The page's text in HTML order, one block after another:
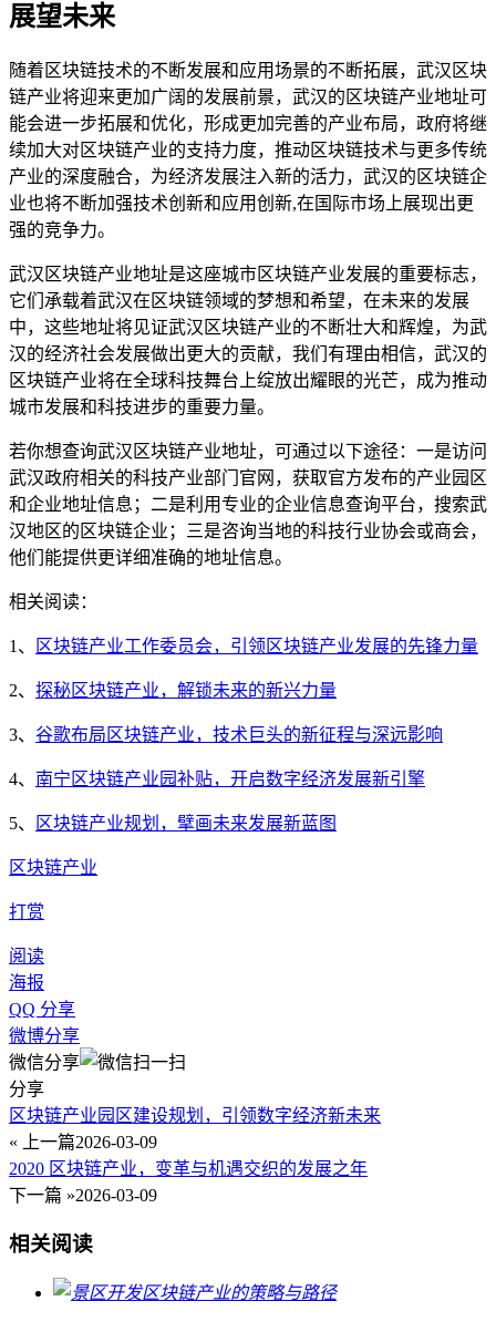
展望未来
随着区块链技术的不断发展和应用场景的不断拓展，武汉区块
链产业将迎来更加广阔的发展前景，武汉的区块链产业地址可
能会进一步拓展和优化，形成更加完善的产业布局，政府将继
续加大对区块链产业的支持力度，推动区块链技术与更多传统
产业的深度融合，为经济发展注入新的活力，武汉的区块链企
业也将不断加强技术创新和应用创新,在国际市场上展现出更
强的竞争力。
武汉区块链产业地址是这座城市区块链产业发展的重要标志，
它们承载着武汉在区块链领域的梦想和希望，在未来的发展
中，这些地址将见证武汉区块链产业的不断壮大和辉煌，为武
汉的经济社会发展做出更大的贡献，我们有理由相信，武汉的
区块链产业将在全球科技舞台上绽放出耀眼的光芒，成为推动
城市发展和科技进步的重要力量。
若你想查询武汉区块链产业地址，可通过以下途径：一是访问
武汉政府相关的科技产业部门官网，获取官方发布的产业园区
和企业地址信息；二是利用专业的企业信息查询平台，搜索武
汉地区的区块链企业；三是咨询当地的科技行业协会或商会，
他们能提供更详细准确的地址信息。
相关阅读：
1、 区块链产业工作委员会，引领区块链产业发展的先锋力量
2、 探秘区块链产业，解锁未来的新兴力量
3、 谷歌布局区块链产业，技术巨头的新征程与深远影响
4、 南宁区块链产业园补贴，开启数字经济发展新引擎
5、 区块链产业规划，擘画未来发展新蓝图
区块链产业
打赏
阅读
海报
QQ 分享
微博分享
微信分享
分享
区块链产业园区建设规划，引领数字经济新未来
« 上一篇2026-03-09
2020 区块链产业，变革与机遇交织的发展之年
下一篇 »2026-03-09
相关阅读